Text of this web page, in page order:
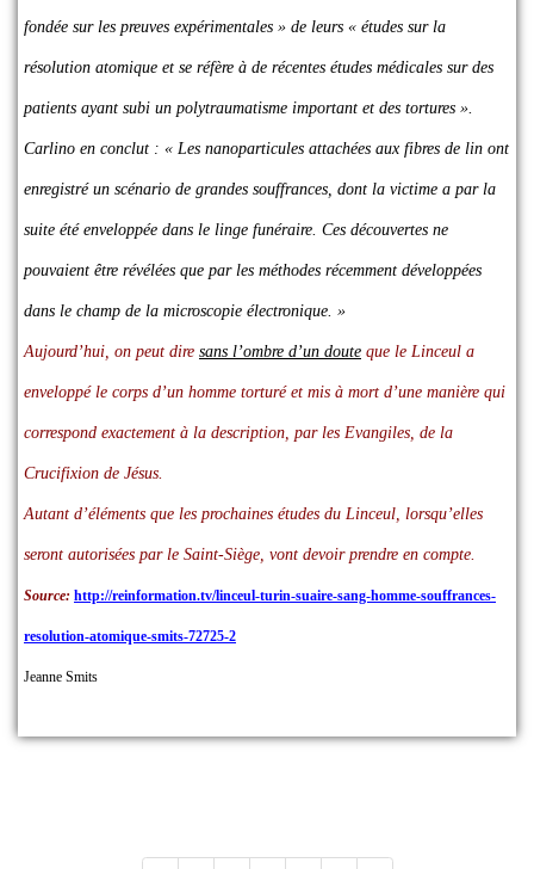
fondée sur les preuves expérimentales » de leurs « études sur la
résolution atomique et se réfère à de récentes études médicales sur des
patients ayant subi un polytraumatisme important et des tortures ».
Carlino en conclut : « Les nanoparticules attachées aux fibres de lin ont
enregistré un scénario de grandes souffrances, dont la victime a par la
suite été enveloppée dans le linge funéraire. Ces découvertes ne
pouvaient être révélées que par les méthodes récemment développées
dans le champ de la microscopie électronique. »
Aujourd’hui, on peut dire sans l’ombre d’un doute que le Linceul a
enveloppé le corps d’un homme torturé et mis à mort d’une manière qui
correspond exactement à la description, par les Evangiles, de la
Crucifixion de Jésus.
Autant d’éléments que les prochaines études du Linceul, lorsqu’elles
seront autorisées par le Saint-Siège, vont devoir prendre en compte.
Source: http://reinformation.tv/linceul-turin-suaire-sang-homme-souffrances-
resolution-atomique-smits-72725-2
Jeanne Smits